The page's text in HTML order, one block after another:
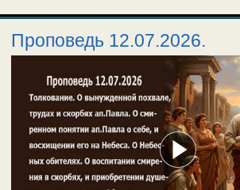
Проповедь 12.07.2026.